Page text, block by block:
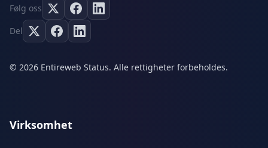
Følg oss
Del
© 2026 Entireweb Status. Alle rettigheter forbeholdes.
Virksomhet